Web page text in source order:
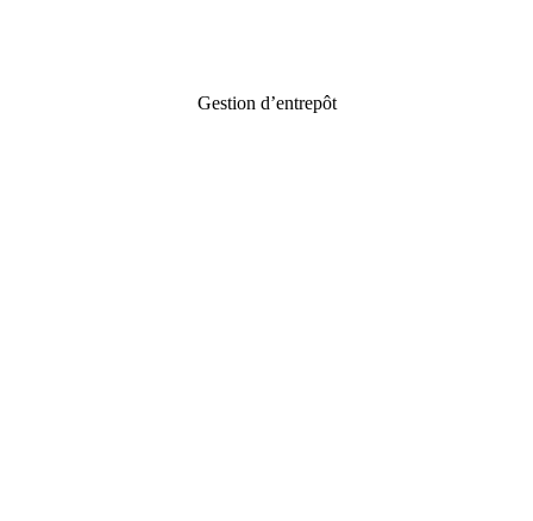
Gestion d’entrepôt